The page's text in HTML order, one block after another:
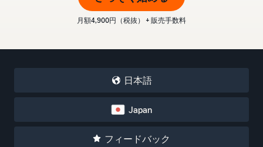
月額4,900円（税抜） + 販売手数料
日本語
Japan
フィードバック